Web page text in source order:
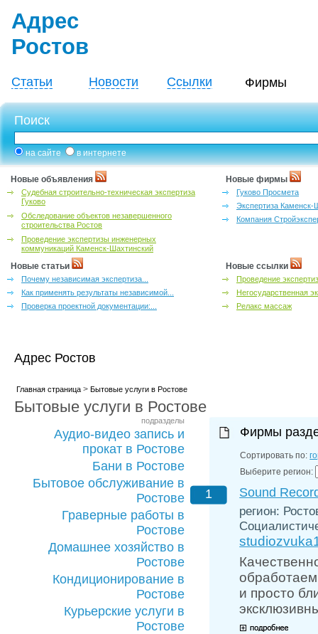
Адрес
Ростов
Статьи Новости Ссылки Фирмы
Поиск
на сайте в интернете
Новые объявления
Судебная строительно-техническая экспертиза
Гуково
Обследование объектов незавершенного
строительства Ростов
Проведение экспертизы инженерных
коммуникаций Каменск-Шахтинский
Новые фирмы
Гуково Просмета
Экспертиза Каменск-
Компания
Новые статьи
Почему независимая экспертиза...
Как применять результаты независимой...
Проверка проектной документации:...
Новые ссылки
Проведение
Негосударственная
Релакс массаж
Адрес Ростов
Главная страница> Бытовые услуги в Ростове
Бытовые услуги в Ростове
подразделы
Аудио-видео запись и
прокат в Ростове
Бани в Ростове
Бытовое обслуживание в
Ростове
Граверные работы в
Ростове
Домашнее хозяйство в
Ростове
Кондиционирование в
Ростове
Курьерские услуги в
Ростове
Фирмы
Сортировать по:
Выберите регион:
1
Sound
регион:
и просто